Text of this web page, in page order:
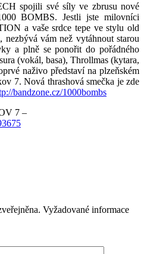
spojili své síly ve zbrusu nové
BOMBS. Jestli jste milovníci
a vaše srdce tepe ve stylu old
nezbývá vám než vytáhnout starou
a plně se ponořit do pořádného
(vokál, basa), Throllmas (kytara,
naživo představí na plzeňském
7. Nová thrashová smečka je zde
bandzone.cz/1000bombs
7 –
Vyžadované informace